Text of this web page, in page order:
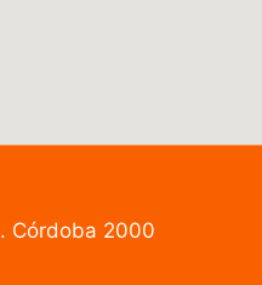
Córdoba 2000